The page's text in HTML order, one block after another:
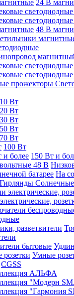
24 B
48 B
10 Вт
20 Вт
30 Вт
50 Вт
70 Вт
100 Вт
150 Вт и
На
Умные
CGSS
АЛЬФА
"Модерн
"Гармония